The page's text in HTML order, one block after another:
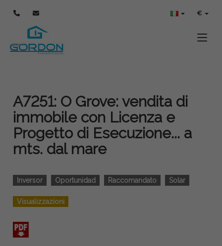
€
A7251: O Grove: vendita di
immobile con Licenza e
Progetto di Esecuzione... a
mts. dal mare
Inversor Oportunidad Raccomandato Solar
Visualizzazioni